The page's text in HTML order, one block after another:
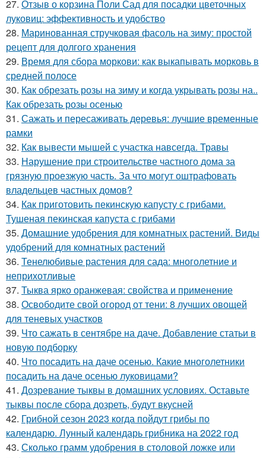
27. Отзыв о корзина Поли Сад для посадки цветочных
луковиц: эффективность и удобство
28. Маринованная стручковая фасоль на зиму: простой
рецепт для долгого хранения
29. Время для сбора моркови: как выкапывать морковь в
средней полосе
30. Как обрезать розы на зиму и когда укрывать розы на..
Как обрезать розы осенью
31. Сажать и пересаживать деревья: лучшие временные
рамки
32. Как вывести мышей с участка навсегда. Травы
33. Нарушение при строительстве частного дома за
грязную проезжую часть. За что могут оштрафовать
владельцев частных домов?
34. Как приготовить пекинскую капусту с грибами.
Тушеная пекинская капуста с грибами
35. Домашние удобрения для комнатных растений. Виды
удобрений для комнатных растений
36. Тенелюбивые растения для сада: многолетние и
неприхотливые
37. Тыква ярко оранжевая: свойства и применение
38. Освободите свой огород от тени: 8 лучших овощей
для теневых участков
39. Что сажать в сентябре на даче. Добавление статьи в
новую подборку
40. Что посадить на даче осенью. Какие многолетники
посадить на даче осенью луковицами?
41. Дозревание тыквы в домашних условиях. Оставьте
тыквы после сбора дозреть, будут вкусней
42. Грибной сезон 2023 когда пойдут грибы по
календарю. Лунный календарь грибника на 2022 год
43. Сколько грамм удобрения в столовой ложке или